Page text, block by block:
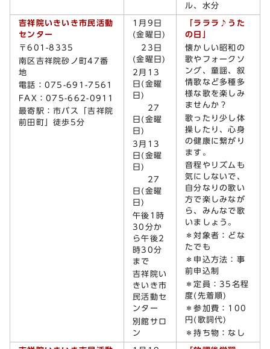
ル、水分
吉祥院いきいき市民活動
センター
〒601-8335
南区吉祥院砂ノ町47番
地
電話：075-691-7561
FAX：075-662-0911
最寄駅：市バス「吉祥院
前田町」徒歩5分
1月9日
(金曜日)
23日
(金曜日)
2月13
日(金曜
日)
27
日(金曜
日)
3月13
日(金曜
日)
27
日(金曜
日)
午後1時
30分か
ら午後2
時30分
まで
吉祥院い
きいき市
民活動セ
ンター
別館サロ
ン
「ラララ♪うた
の日」
懐かしい昭和の
歌やフォークソ
ング、童謡、叙
情歌など多種多
様な歌を楽しみ
ませんか？
歌ったり少し体
操したり、心身
の健康に繋がり
ます。
音程やリズムも
気にしないで、
自分なりの歌い
方で楽しみなが
ら、みんなで歌
いましょう。
＊対象者：どな
たでも
＊申込方法：事
前申込制
＊定員：35名程
度(先着順)
＊参加費：100
円(歌詞代)
＊持ち物：なし